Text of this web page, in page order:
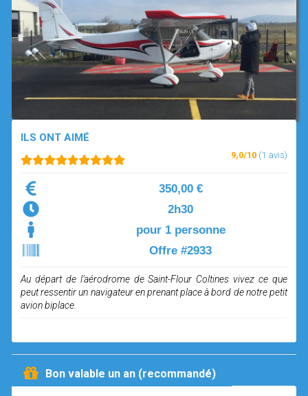
OPEN SUBMENU (SIMULATEUR)
SIMULATEUR
OPEN SUBMENU (DRÔNE)
DRÔNE
ILS ONT AIMÉ
9,0/10 (1 avis)
350,00 €
2h30
pour 1 personne
Offre #2933
Au départ de l’aérodrome de Saint-Flour Coltines vivez ce que
peut ressentir un navigateur en prenant place à bord de notre petit
avion biplace.
Bon valable un an (recommandé)